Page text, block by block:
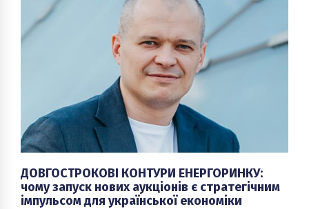
ДОВГОСТРОКОВІ КОНТУРИ ЕНЕРГОРИНКУ:
чому запуск нових аукціонів є стратегічним
імпульсом для української економіки